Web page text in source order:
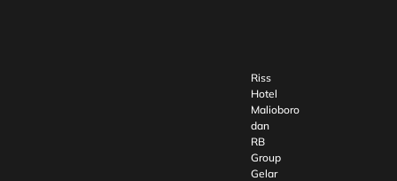
Riss
Hotel
Malioboro
dan
RB
Group
Gelar